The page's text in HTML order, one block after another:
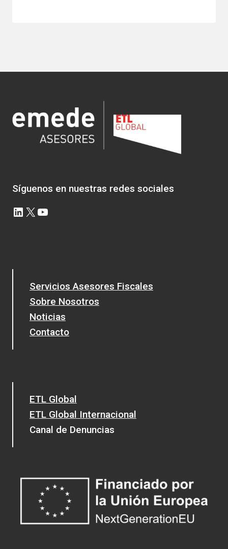
Síguenos en nuestras redes sociales
LinkedIn
X YouTube
Servicios Asesores Fiscales
Sobre Nosotros
Noticias
Contacto
ETL Global
ETL Global Internacional
Canal de Denuncias